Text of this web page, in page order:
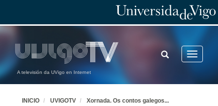
A televisión da UVigo en Internet
Toggle
TOGGLE
SEARCH
INICIO UVIGOTV Xornada. Os contos galegos...